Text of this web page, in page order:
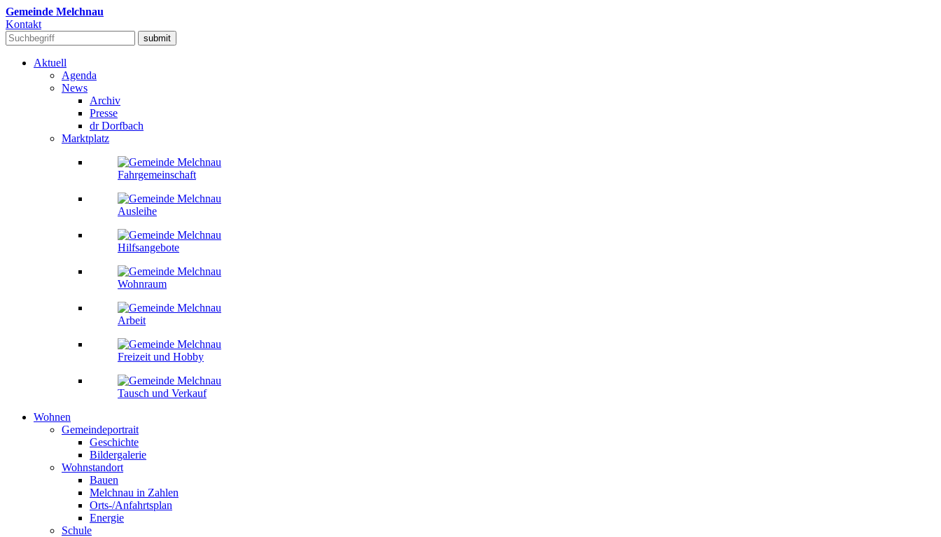
Gemeinde Melchnau
Kontakt
Aktuell
Agenda
News
Archiv
Presse
dr Dorfbach
Marktplatz
Fahrgemeinschaft
Ausleihe
Hilfsangebote
Wohnraum
Arbeit
Freizeit und Hobby
Tausch und Verkauf
Wohnen
Gemeindeportrait
Geschichte
Bildergalerie
Wohnstandort
Bauen
Melchnau in Zahlen
Orts-/Anfahrtsplan
Energie
Schule